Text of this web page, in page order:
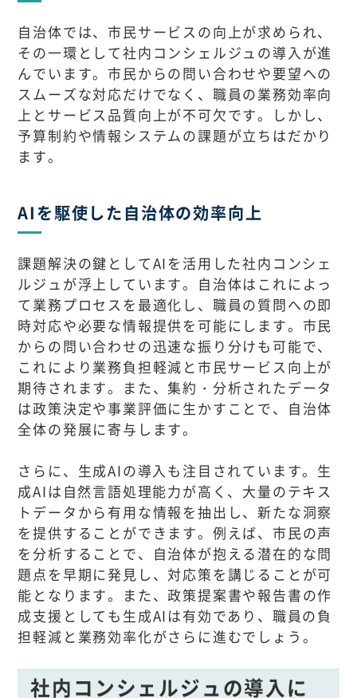
自治体では、市民サービスの向上が求められ、
その一環として社内コンシェルジュの導入が進
んでいます。市民からの問い合わせや要望への
スムーズな対応だけでなく、職員の業務効率向
上とサービス品質向上が不可欠です。しかし、
予算制約や情報システムの課題が立ちはだかり
ます。
AIを駆使した自治体の効率向上
課題解決の鍵としてAIを活用した社内コンシェ
ルジュが浮上しています。自治体はこれによっ
て業務プロセスを最適化し、職員の質問への即
時対応や必要な情報提供を可能にします。市民
からの問い合わせの迅速な振り分けも可能で、
これにより業務負担軽減と市民サービス向上が
期待されます。また、集約・分析されたデータ
は政策決定や事業評価に生かすことで、自治体
全体の発展に寄与します。
さらに、生成AIの導入も注目されています。生
成AIは自然言語処理能力が高く、大量のテキス
トデータから有用な情報を抽出し、新たな洞察
を提供することができます。例えば、市民の声
を分析することで、自治体が抱える潜在的な問
題点を早期に発見し、対応策を講じることが可
能となります。また、政策提案書や報告書の作
成支援としても生成AIは有効であり、職員の負
担軽減と業務効率化がさらに進むでしょう。
社内コンシェルジュの導入に